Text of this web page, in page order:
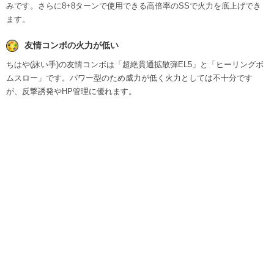
みです。さらに8+8ターンで使用できる高倍率のSSで火力を底上げでき
ます。
友情コンボの火力が低い
ちはや(詠い手)の友情コンボは「超絶貫通拡散弾EL5」と「ヒーリングボ
ムスロー」です。パワー型のため威力が低く火力としては不十分です
が、反撃誘発やHP管理に優れます。